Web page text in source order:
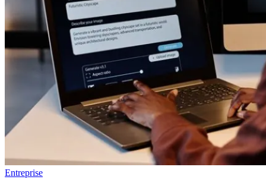
Entreprise